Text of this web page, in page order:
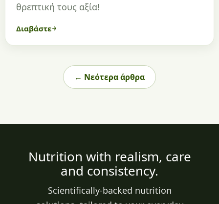
θρεπτική τους αξία!
Διαβάστε
← Νεότερα άρθρα
Nutrition with realism, care
and consistency.
Scientifically-backed nutrition